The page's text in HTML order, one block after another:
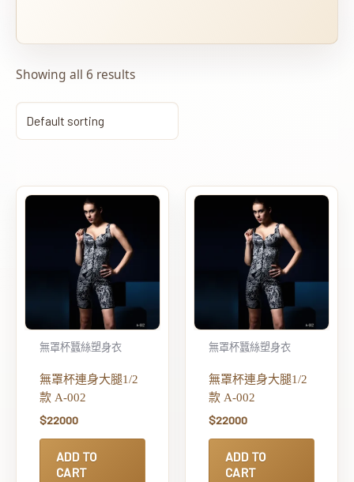
Showing all 6 results
無罩杯蠶絲塑身衣
無罩杯連身大腿1/2
款 A-002
$22000
ADD TO
CART
無罩杯蠶絲塑身衣
無罩杯連身大腿1/2
款 A-002
$22000
ADD TO
CART